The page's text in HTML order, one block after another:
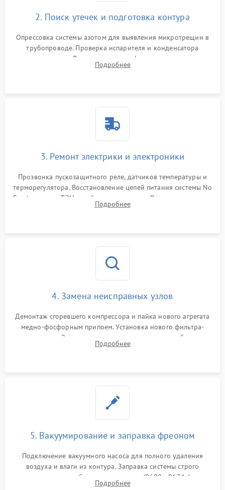
2. Поиск утечек и подготовка контура
Опрессовка системы азотом для выявления микротрещин в
трубопроводе. Проверка испарителя и конденсатора
течеискателем. Демонтаж старого фильтра-осушителя и
продувка капиллярной трубки для устранения засоров.
Подробнее
3. Ремонт электрики и электроники
Прозвонка пускозащитного реле, датчиков температуры и
терморегулятора. Восстановление цепей питания системы No
Frost, включая ТЭН оттайки и вентилятор. Ремонт или замена
платы управления при сбоях алгоритмов.
Подробнее
4. Замена неисправных узлов
Демонтаж сгоревшего компрессора и пайка нового агрегата
медно-фосфорным припоем. Установка нового фильтра-
осушителя. Замена изношенных вентиляторов обдува,
сломанных заслонок или поврежденных дверных петель.
Подробнее
5. Вакуумирование и заправка фреоном
Подключение вакуумного насоса для полного удаления
воздуха и влаги из контура. Заправка системы строго
дозированным объемом хладагента (R600a, R134a) по
электронным весам. Контроль рабочего давления в системе.
Подробнее